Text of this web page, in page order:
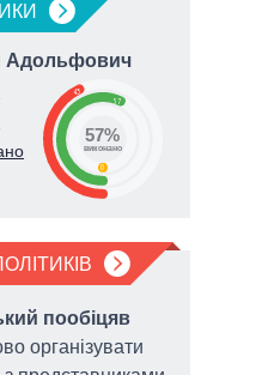
Адольфович
43
57
0
57%
виконано
пообіцяв
організувати